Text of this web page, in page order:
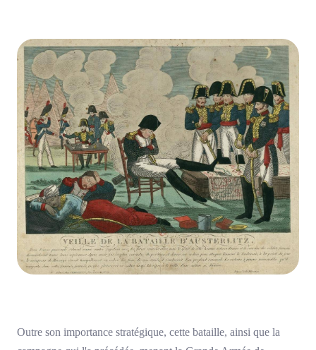
Outre son importance stratégique, cette bataille, ainsi que la